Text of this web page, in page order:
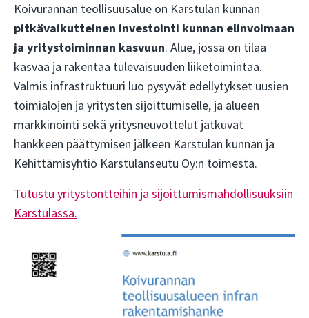
Koivurannan teollisuusalue on Karstulan kunnan
pitkävaikutteinen investointi kunnan elinvoimaan
ja yritystoiminnan kasvuun. Alue, jossa on tilaa
kasvaa ja rakentaa tulevaisuuden liiketoimintaa.
Valmis infrastruktuuri luo pysyvät edellytykset uusien
toimialojen ja yritysten sijoittumiselle, ja alueen
markkinointi sekä yritysneuvottelut jatkuvat
hankkeen päättymisen jälkeen Karstulan kunnan ja
Kehittämisyhtiö Karstulanseutu Oy:n toimesta.
Tutustu yritystontteihin ja sijoittumismahdollisuuksiin
Karstulassa.